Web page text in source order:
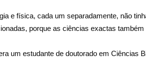
e física, cada um separadamente, não
porque as ciências exactas
um estudante de doutorado em Ciências